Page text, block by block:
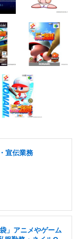
宣伝業務
」アニメやゲーム